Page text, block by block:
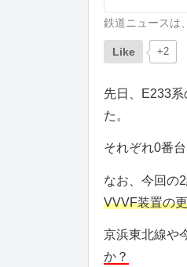
鉄道ニュースは
Like +2
先日、E233
た。
それぞれ0番
なお、今回の
VVVF装置の
京浜東北線や
か？